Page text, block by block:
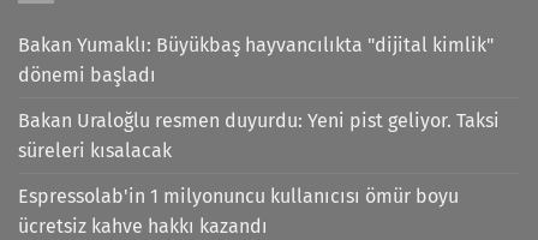
Bakan Yumaklı: Büyükbaş hayvancılıkta "dijital kimlik"
dönemi başladı
Bakan Uraloğlu resmen duyurdu: Yeni pist geliyor. Taksi
süreleri kısalacak
Espressolab'in 1 milyonuncu kullanıcısı ömür boyu
ücretsiz kahve hakkı kazandı